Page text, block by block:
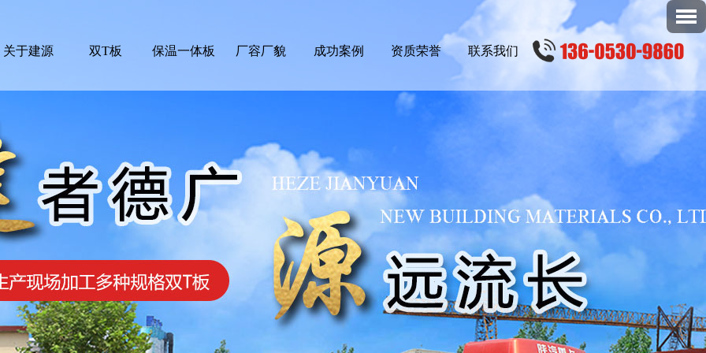
关于建源 双T板 保温一体板 厂容厂貌 成功案例 资质荣誉 联系我们